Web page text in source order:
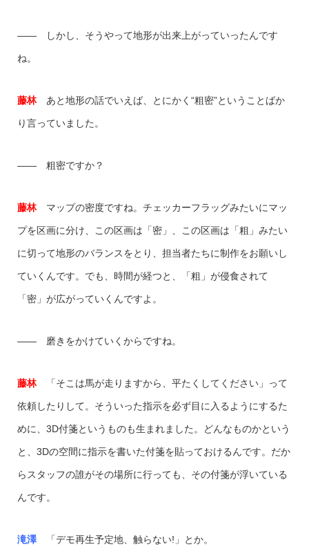
―― しかし、そうやって地形が出来上がっていったんです
ね。
藤林 あと地形の話でいえば、とにかく“粗密”ということばか
り言っていました。
―― 粗密ですか？
藤林 マップの密度ですね。チェッカーフラッグみたいにマッ
プを区画に分け、この区画は「密」、この区画は「粗」みたい
に切って地形のバランスをとり、担当者たちに制作をお願いし
ていくんです。でも、時間が経つと、「粗」が侵食されて
「密」が広がっていくんですよ。
―― 磨きをかけていくからですね。
藤林 「そこは馬が走りますから、平たくしてください」って
依頼したりして。そういった指示を必ず目に入るようにするた
めに、3D付箋というものも生まれました。どんなものかという
と、3Dの空間に指示を書いた付箋を貼っておけるんです。だか
らスタッフの誰がその場所に行っても、その付箋が浮いている
んです。
滝澤「デモ再生予定地、触らない!」とか。